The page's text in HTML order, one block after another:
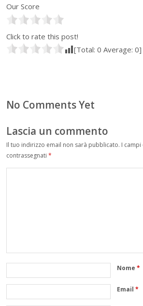
Our Score
Click to rate this post!
[Total:0 Average:0]
No Comments Yet
Lascia un commento
Il tuo indirizzo email non sarà pubblicato. I
contrassegnati*
Nome*
Email*